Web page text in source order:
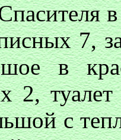
7,
в
2, туалет
с